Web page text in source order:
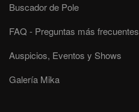
Buscador de Pole
FAQ - Preguntas más frecuentes
Auspicios, Eventos y Shows
Galería Mika